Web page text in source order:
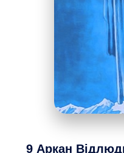
9 Аркан